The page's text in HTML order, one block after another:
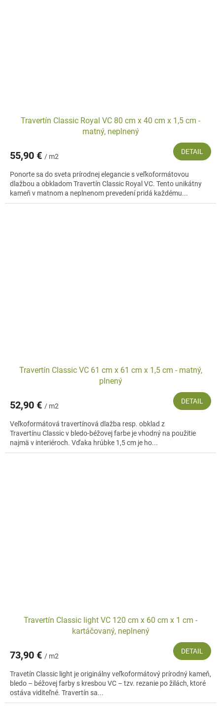
Travertín Classic Royal VC 80 cm x 40 cm x 1,5 cm -
matný, neplnený
55,90 € / m2
DETAIL
Ponorte sa do sveta prírodnej elegancie s veľkoformátovou
dlažbou a obkladom Travertín Classic Royal VC. Tento unikátny
kameň v matnom a neplnenom prevedení pridá každému...
Travertín Classic VC 61 cm x 61 cm x 1,5 cm - matný,
plnený
52,90 € / m2
DETAIL
Veľkoformátová travertínová dlažba resp. obklad z
Travertínu Classic v bledo-béžovej farbe je vhodný na použitie
najmä v interiéroch. Vďaka hrúbke 1,5 cm je ho...
Travertín Classic light VC 120 cm x 60 cm x 1 cm -
kartáčovaný, neplnený
73,90 € / m2
DETAIL
Travetín Classic light je originálny veľkoformátový prírodný kameň,
bledo – béžovej farby s kresbou VC – tzv. rezanie po žilách, ktoré
ostáva viditeľné. Travertín sa...